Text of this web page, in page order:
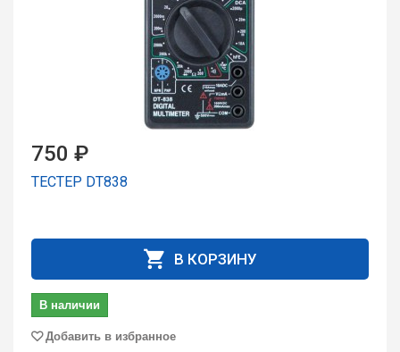
750 ₽
ТЕСТЕР DT838
В КОРЗИНУ
В наличии
Добавить в избранное